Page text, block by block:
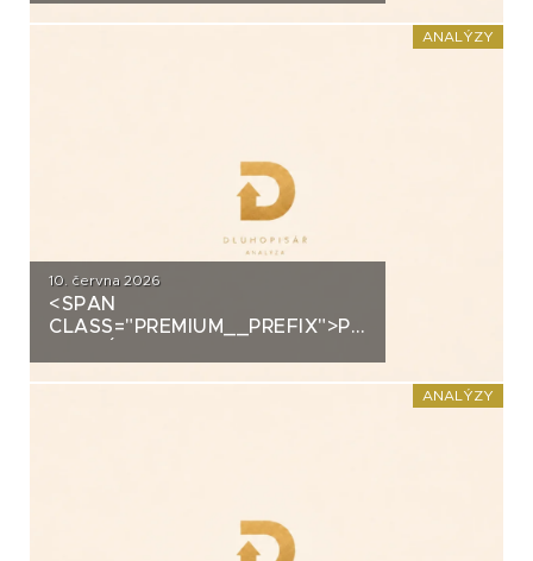
ANALÝZY
10. června 2026
<SPAN
CLASS="PREMIUM__PREFIX">PREMIUM</
ANALÝZY